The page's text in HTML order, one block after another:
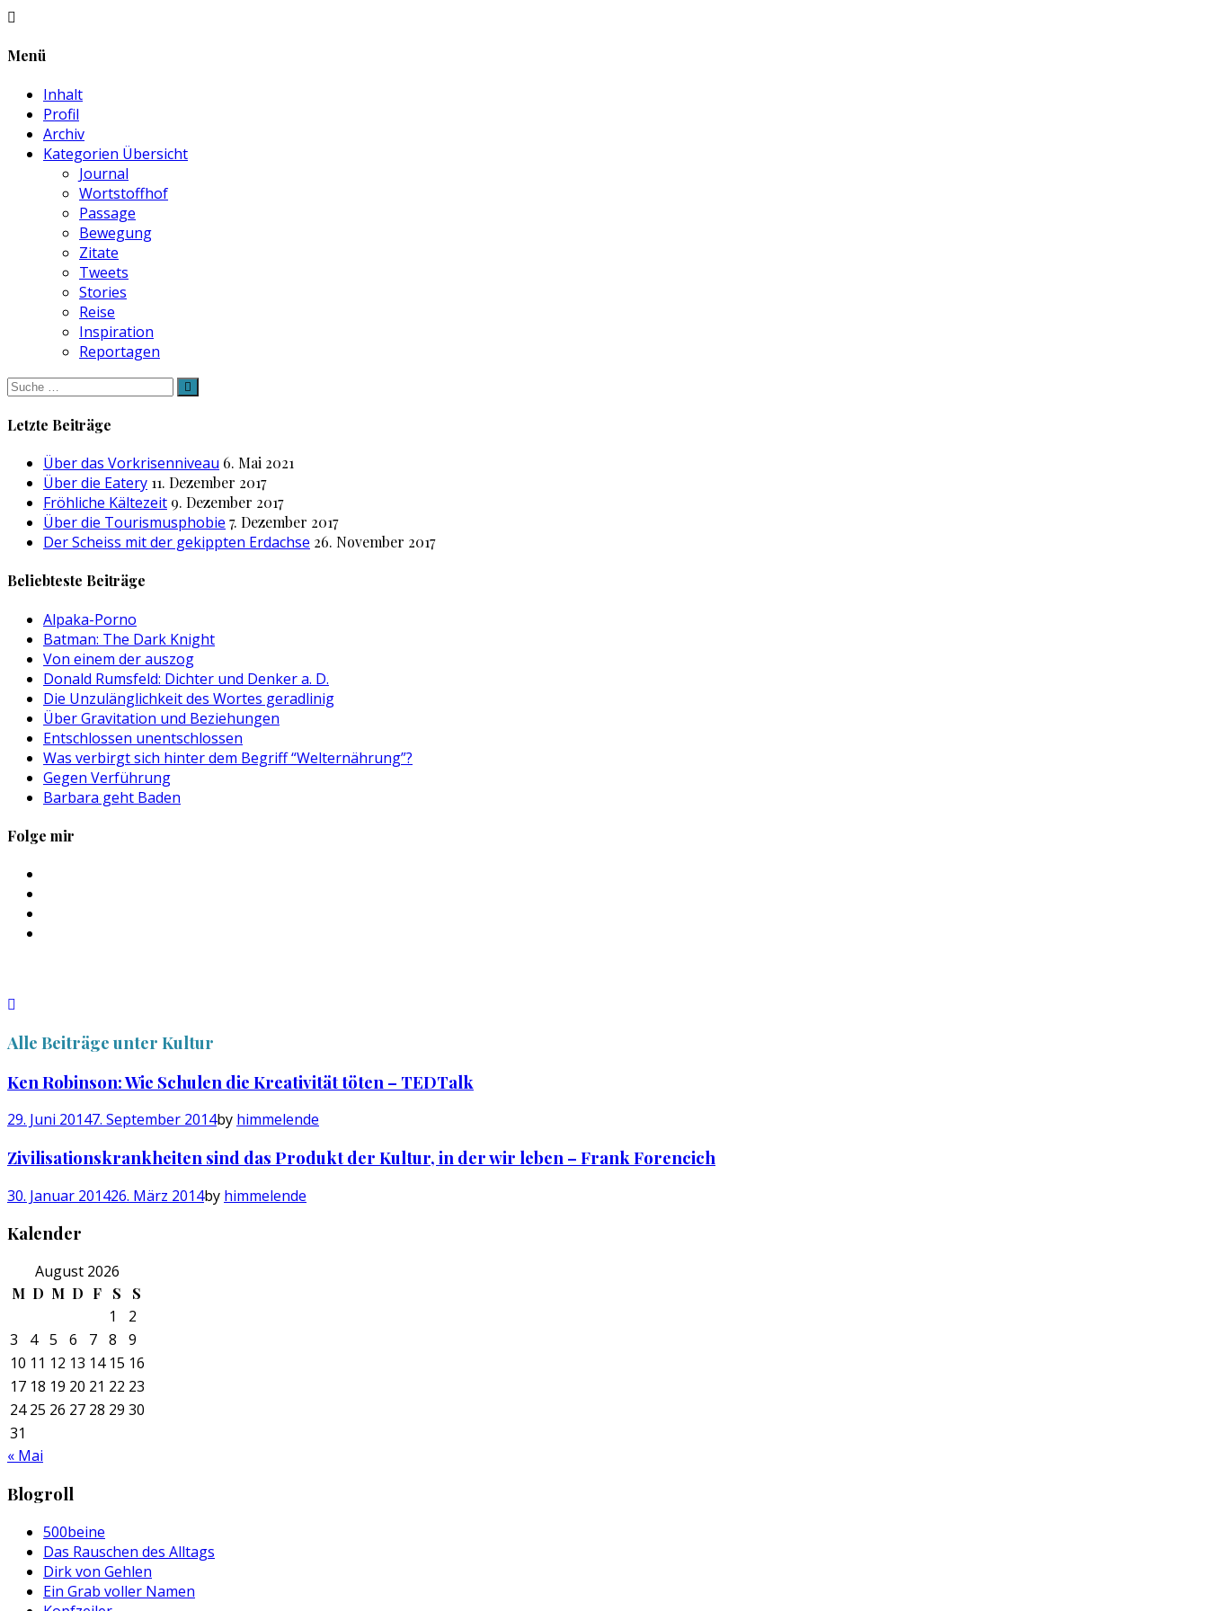
Menü
Inhalt
Profil
Archiv
Kategorien Übersicht
Journal
Wortstoffhof
Passage
Bewegung
Zitate
Tweets
Stories
Reise
Inspiration
Reportagen
Suche
nach:
Letzte Beiträge
Über das Vorkrisenniveau 6. Mai 2021
Über die Eatery 11. Dezember 2017
Fröhliche Kältezeit 9. Dezember 2017
Über die Tourismusphobie 7. Dezember 2017
Der Scheiss mit der gekippten Erdachse 26. November 2017
Beliebteste Beiträge
Alpaka-Porno
Batman: The Dark Knight
Von einem der auszog
Donald Rumsfeld: Dichter und Denker a. D.
Die Unzulänglichkeit des Wortes geradlinig
Über Gravitation und Beziehungen
Entschlossen unentschlossen
Was verbirgt sich hinter dem Begriff “Welternährung”?
Gegen Verführung
Barbara geht Baden
Folge mir
anzeigen
Alle Beiträge unter Kultur
Ken Robinson: Wie Schulen die Kreativität töten – TEDTalk
29. Juni 20147. September 2014by himmelende
Zivilisationskrankheiten sind das Produkt der Kultur, in der wir leben – Frank Forencich
30. Januar 201426. März 2014by himmelende
Kalender
August 2026
M D M D F S S
1
2
3
4 5 6 7 8
9
10 11 12 13 14 15 16
17 18 19 20 21 22 23
24 25 26 27 28 29 30
31
« Mai
Blogroll
500beine
Das Rauschen des Alltags
Dirk von Gehlen
Ein Grab voller Namen